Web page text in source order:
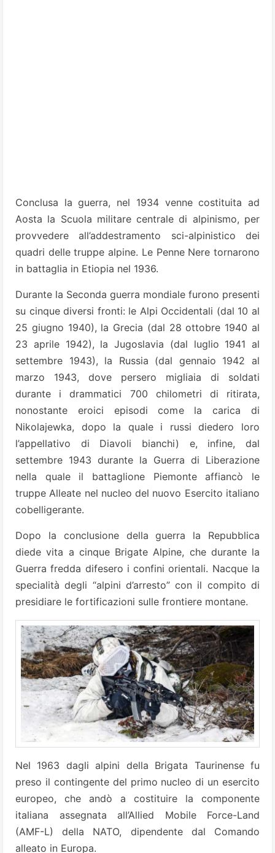
Conclusa la guerra, nel 1934 venne costituita ad
Aosta la Scuola militare centrale di alpinismo, per
provvedere all’addestramento sci-alpinistico dei
quadri delle truppe alpine. Le Penne Nere tornarono
in battaglia in Etiopia nel 1936.
Durante la Seconda guerra mondiale furono presenti
su cinque diversi fronti: le Alpi Occidentali (dal 10 al
25 giugno 1940), la Grecia (dal 28 ottobre 1940 al
23 aprile 1942), la Jugoslavia (dal luglio 1941 al
settembre 1943), la Russia (dal gennaio 1942 al
marzo 1943, dove persero migliaia di soldati
durante i drammatici 700 chilometri di ritirata,
nonostante eroici episodi come la carica di
Nikolajewka, dopo la quale i russi diedero loro
l’appellativo di Diavoli bianchi) e, infine, dal
settembre 1943 durante la Guerra di Liberazione
nella quale il battaglione Piemonte affiancò le
truppe Alleate nel nucleo del nuovo Esercito italiano
cobelligerante.
Dopo la conclusione della guerra la Repubblica
diede vita a cinque Brigate Alpine, che durante la
Guerra fredda difesero i confini orientali. Nacque la
specialità degli “alpini d’arresto” con il compito di
presidiare le fortificazioni sulle frontiere montane.
Nel 1963 dagli alpini della Brigata Taurinense fu
preso il contingente del primo nucleo di un esercito
europeo, che andò a costituire la componente
italiana assegnata all’Allied Mobile Force-Land
(AMF-L) della NATO, dipendente dal Comando
alleato in Europa.